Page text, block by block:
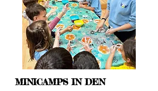
MINICAMPS IN DEN